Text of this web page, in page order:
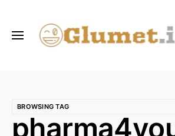
BROWSING TAG